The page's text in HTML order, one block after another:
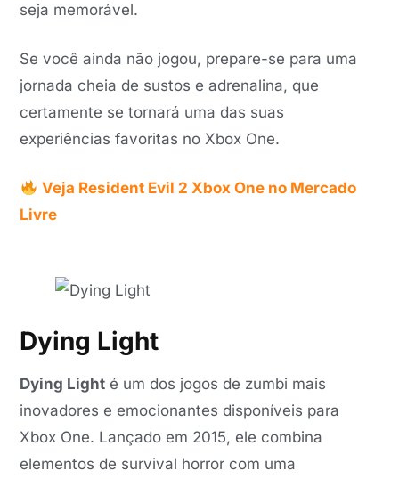
seja memorável.
Se você ainda não jogou, prepare-se para uma
jornada cheia de sustos e adrenalina, que
certamente se tornará uma das suas
experiências favoritas no Xbox One.
Veja Resident Evil 2 Xbox One no Mercado
Livre
Dying Light
Dying Light é um dos jogos de zumbi mais
inovadores e emocionantes disponíveis para
Xbox One. Lançado em 2015, ele combina
elementos de survival horror com uma